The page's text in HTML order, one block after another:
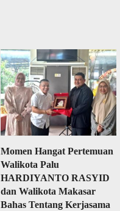
Momen Hangat Pertemuan
Walikota Palu
HARDIYANTO RASYID
dan Walikota Makasar
Bahas Tentang Kerjasama